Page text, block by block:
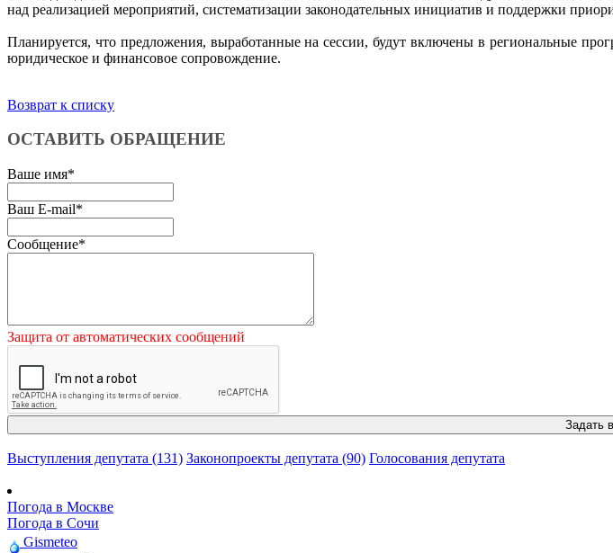
над реализацией мероприятий, систематизации законодательных инициатив и поддержки
Планируется, что предложения, выработанные на сессии, будут включены в региональные
юридическое и финансовое сопровождение.
Возврат к списку
ОСТАВИТЬ ОБРАЩЕНИЕ
Ваше имя*
Ваш E-mail*
Сообщение*
Защита от автоматических сообщений
Выступления депутата (131) Законопроекты депутата (90) Голосования депутата
Погода в Москве
Погода в Сочи
Gismeteo